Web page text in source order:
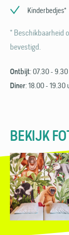
Kinderbedjes*
* Beschikbaarheid
bevestigd.
Ontbijt: 07.30 -
Diner: 18.00 - 19.30
BEKIJK